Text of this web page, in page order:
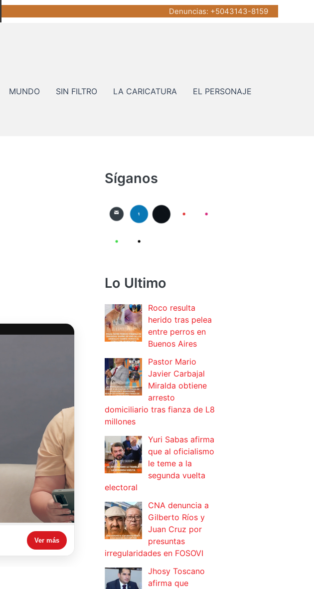
Denuncias: +5043143-8159
MUNDO SIN FILTRO LA CARICATURA EL PERSONAJE
Ver más
Síganos
Lo Ultimo
Roco resulta
herido tras pelea
entre perros en
Buenos Aires
Pastor Mario
Javier Carbajal
Miralda obtiene
arresto
domiciliario tras fianza de L8
millones
Yuri Sabas afirma
que al oficialismo
le teme a la
segunda vuelta
electoral
CNA denuncia a
Gilberto Ríos y
Juan Cruz por
presuntas
irregularidades en FOSOVI
Jhosy Toscano
afirma que